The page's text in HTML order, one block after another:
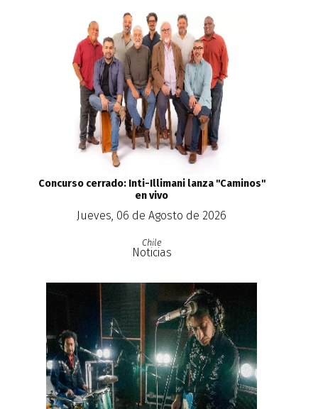
Concurso cerrado: Inti-Illimani lanza ''Caminos''
en vivo
Jueves, 06 de Agosto de 2026
Chile
Noticias